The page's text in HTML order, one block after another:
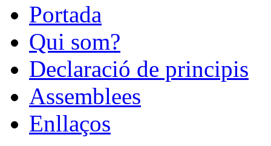
Portada
Qui som?
Declaració de principis
Assemblees
Enllaços